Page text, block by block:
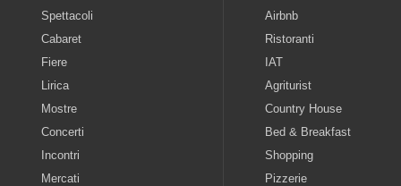
Spettacoli
Cabaret
Fiere
Lirica
Mostre
Concerti
Incontri
Mercati
Airbnb
Ristoranti
IAT
Agriturist
Country House
Bed & Breakfast
Shopping
Pizzerie